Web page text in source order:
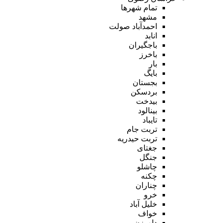
تمام شهر‌ها
مشهد
احمدآباد صولت
انابد
باجگیران
باخرز
بار
بایگ
بجستان
بردسکن
بیدخت
بینالود
تایباد
تربت جام
تربت حیدریه
جغتای
جنگل
چاشلو
چکنه
چناران
خرو
خلیل آباد
خواف